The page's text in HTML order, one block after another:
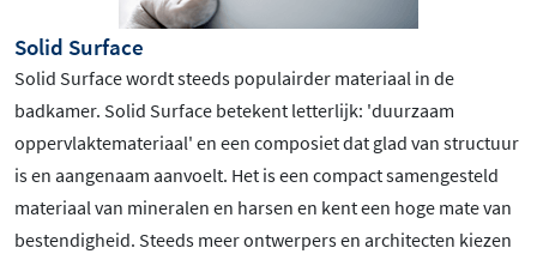
Solid Surface
Solid Surface wordt steeds populairder materiaal in de
badkamer. Solid Surface betekent letterlijk: 'duurzaam
oppervlaktemateriaal' en een composiet dat glad van structuur
is en aangenaam aanvoelt. Het is een compact samengesteld
materiaal van mineralen en harsen en kent een hoge mate van
bestendigheid. Steeds meer ontwerpers en architecten kiezen